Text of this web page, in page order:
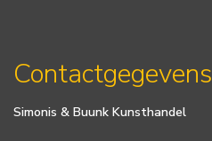
Contactgegevens
Simonis & Buunk Kunsthandel